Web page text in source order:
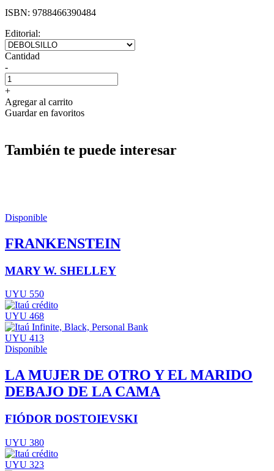
ISBN: 9788466390484
Editorial:
Cantidad
-
+
Agregar al carrito
Guardar en favoritos
También te puede interesar
Disponible
FRANKENSTEIN
MARY W. SHELLEY
UYU 550
UYU 468
UYU 413
Disponible
LA MUJER DE OTRO Y EL MARIDO
DEBAJO DE LA CAMA
FIÓDOR DOSTOIEVSKI
UYU 380
UYU 323